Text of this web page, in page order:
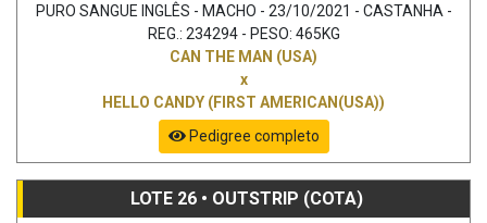
PURO SANGUE INGLÊS - MACHO - 23/10/2021 - CASTANHA -
REG.: 234294 - PESO: 465KG
CAN THE MAN (USA)
x
HELLO CANDY (FIRST AMERICAN(USA))
Pedigree completo
LOTE 26 • OUTSTRIP (COTA)